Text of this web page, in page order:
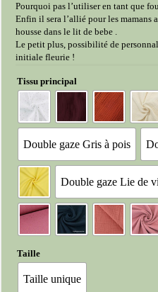
Pourquoi pas l’utiliser en tant que
Enfin il sera l’allié pour les mamans
housse dans le lit de bebe .
Le petit plus, possibilité de
initiale fleurie !
Tissu principal
Double gaze Gris à pois
Double gaze Lie de
Taille
Taille unique